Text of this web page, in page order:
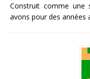
Construit comme une
avons pour des années